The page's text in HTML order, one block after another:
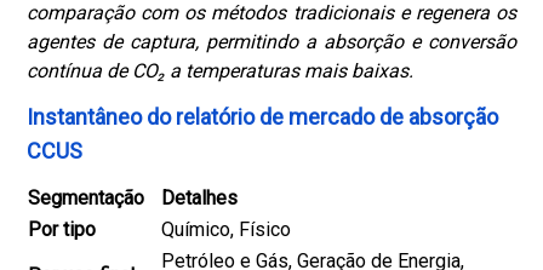
comparação com os métodos tradicionais e regenera os
agentes de captura, permitindo a absorção e conversão
contínua de CO₂ a temperaturas mais baixas.
Instantâneo do relatório de mercado de absorção
CCUS
Segmentação
Detalhes
Por tipo
Químico, Físico
Petróleo e Gás, Geração de Energia,